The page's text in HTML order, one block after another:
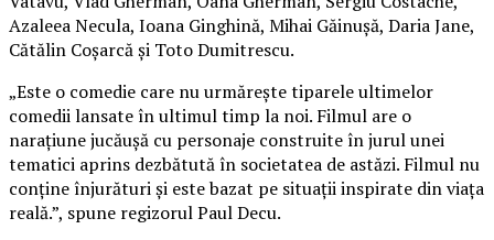
Azaleea Necula, Ioana Ginghină, Mihai Găinușă, Daria Jane,
Cătălin Coșarcă și Toto Dumitrescu.
„Este o comedie care nu urmărește tiparele ultimelor
comedii lansate în ultimul timp la noi. Filmul are o
narațiune jucăușă cu personaje construite în jurul unei
tematici aprins dezbătută în societatea de astăzi. Filmul nu
conține înjurături și este bazat pe situații inspirate din viața
reală.”, spune regizorul Paul Decu.